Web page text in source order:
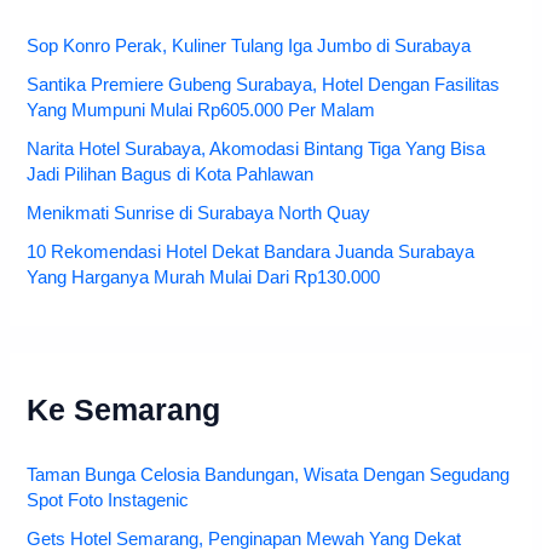
Sop Konro Perak, Kuliner Tulang Iga Jumbo di Surabaya
Santika Premiere Gubeng Surabaya, Hotel Dengan Fasilitas
Yang Mumpuni Mulai Rp605.000 Per Malam
Narita Hotel Surabaya, Akomodasi Bintang Tiga Yang Bisa
Jadi Pilihan Bagus di Kota Pahlawan
Menikmati Sunrise di Surabaya North Quay
10 Rekomendasi Hotel Dekat Bandara Juanda Surabaya
Yang Harganya Murah Mulai Dari Rp130.000
Ke Semarang
Taman Bunga Celosia Bandungan, Wisata Dengan Segudang
Spot Foto Instagenic
Gets Hotel Semarang, Penginapan Mewah Yang Dekat